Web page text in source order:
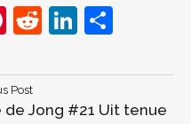
Pi
er
e
R
d
di
Li
k
e
e
n
PostPrevious
Post:
de Jong #21 Uit tenue